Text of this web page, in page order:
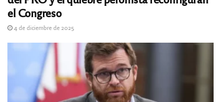
el Congreso
4 de diciembre de 2025